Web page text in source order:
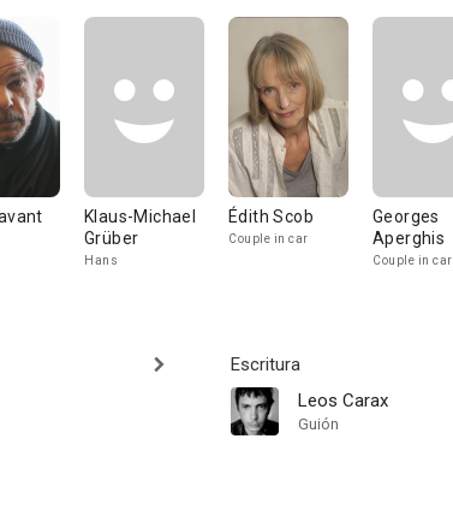
Klaus-Michael
Grüber
Hans
Édith Scob
Couple in car
Georges
Aperghis
Couple in car
Escritura
Leos Carax
Guión